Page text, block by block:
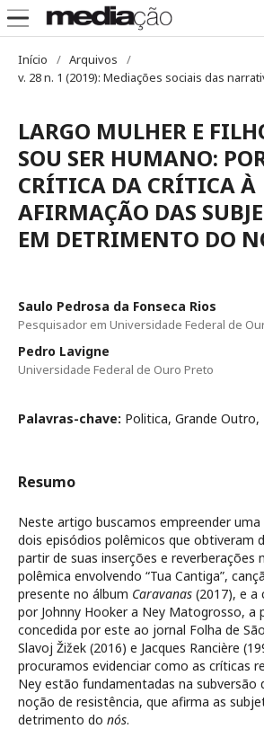
Início / Arquivos
/
v. 28 n. 1 (2019): Mediações sociais das
LARGO MULHER E
SOU SER HUMANO:
CRÍTICA DA CRÍTICA À
AFIRMAÇÃO DAS
EM DETRIMENTO DO
Saulo Pedrosa da Fonseca Rios
Pesquisador em Universidade Federal de
Pedro Lavigne
Universidade Federal de Ouro Preto
Palavras-chave: Politica, Grande Outro,
Resumo
Neste artigo buscamos empreender
dois episódios polêmicos que obtiveram
partir de suas inserções e reverberações
polêmica envolvendo “Tua Cantiga”,
presente no álbum Caravanas (2017), e a
por Johnny Hooker a Ney Matogrosso, a
concedida por este ao jornal Folha de
Slavoj Žižek (2016) e Jacques Rancière
procuramos evidenciar como as críticas
Ney estão fundamentadas na subversão
noção de resistência, que afirma as
detrimento do nós.